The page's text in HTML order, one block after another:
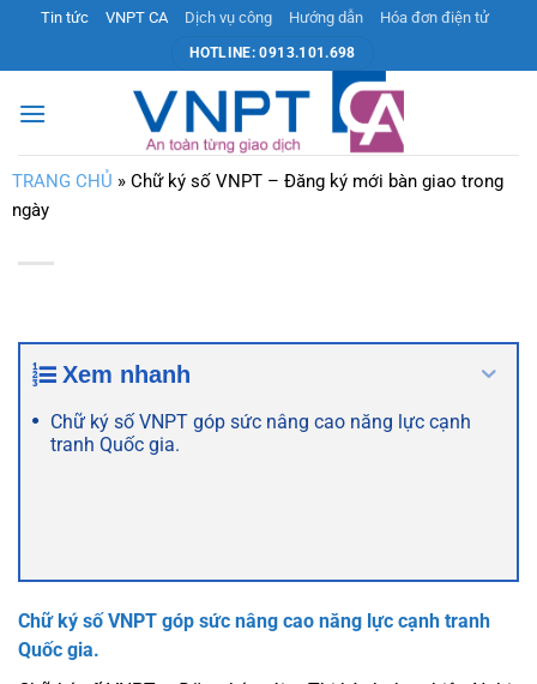
nội
dung
Tin tức VNPT CA Dịch vụ công Hướng dẫn Hóa đơn điện tử
HOTLINE: 0913.101.698
TRANG CHỦ » Chữ ký số VNPT – Đăng ký mới bàn giao trong
ngày
Xem nhanh
Chữ ký số VNPT góp sức nâng cao năng lực cạnh
tranh Quốc gia.
Chữ ký số VNPT góp sức nâng cao năng lực cạnh tranh
Quốc gia.